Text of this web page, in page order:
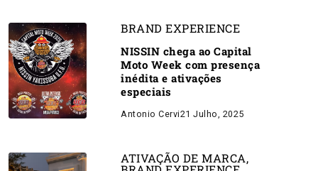
BRAND EXPERIENCE
NISSIN chega ao Capital
Moto Week com presença
inédita e ativações
especiais
Antonio Cervi21 Julho, 2025
ATIVAÇÃO DE MARCA,